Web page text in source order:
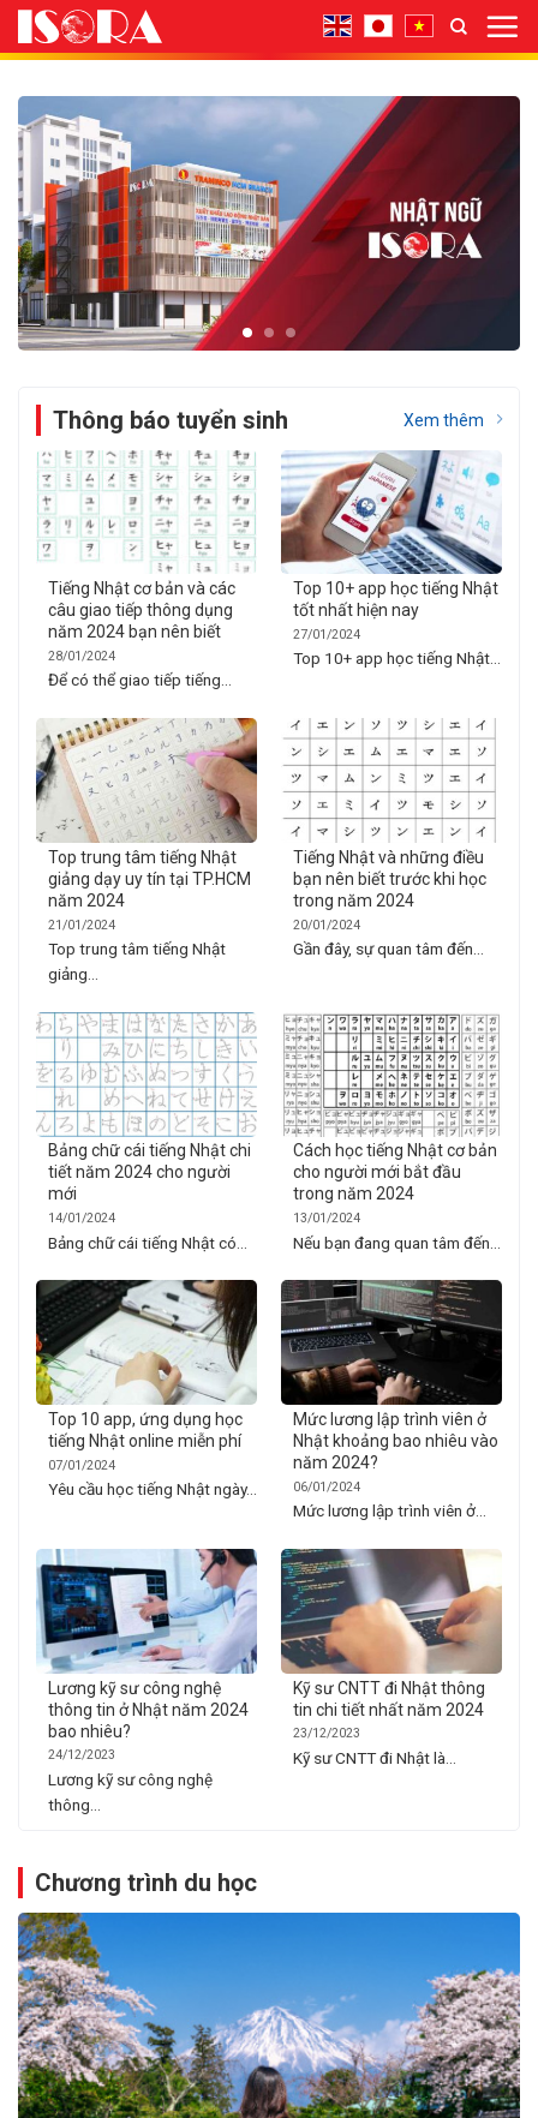
Bỏ
qua
dung
Thông báo tuyển sinh Xem thêm
Tiếng Nhật cơ bản và các
câu giao tiếp thông dụng
năm 2024 bạn nên biết
28/01/2024
Để có thể giao tiếp tiếng...
Top 10+ app học tiếng Nhật
tốt nhất hiện nay
27/01/2024
Top 10+ app học tiếng Nhật...
Top trung tâm tiếng Nhật
giảng dạy uy tín tại TP.HCM
năm 2024
21/01/2024
Top trung tâm tiếng Nhật
giảng...
Tiếng Nhật và những điều
bạn nên biết trước khi học
trong năm 2024
20/01/2024
Gần đây, sự quan tâm đến...
Bảng chữ cái tiếng Nhật chi
tiết năm 2024 cho người
mới
14/01/2024
Bảng chữ cái tiếng Nhật có...
Cách học tiếng Nhật cơ bản
cho người mới bắt đầu
trong năm 2024
13/01/2024
Nếu bạn đang quan tâm đến...
Top 10 app, ứng dụng học
tiếng Nhật online miễn phí
07/01/2024
Yêu cầu học tiếng Nhật ngày...
Mức lương lập trình viên ở
Nhật khoảng bao nhiêu vào
năm 2024?
06/01/2024
Mức lương lập trình viên ở...
Lương kỹ sư công nghệ
thông tin ở Nhật năm 2024
bao nhiêu?
24/12/2023
Lương kỹ sư công nghệ
thông...
Kỹ sư CNTT đi Nhật thông
tin chi tiết nhất năm 2024
23/12/2023
Kỹ sư CNTT đi Nhật là...
Chương trình du học